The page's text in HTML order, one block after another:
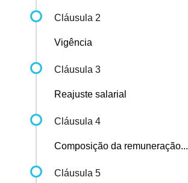
Cláusula 2
Vigência
Cláusula 3
Reajuste salarial
Cláusula 4
Composição da remuneração...
Cláusula 5